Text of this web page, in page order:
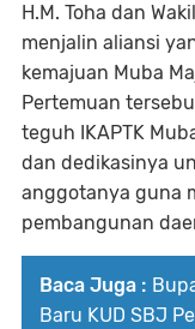
H.M. Toha dan
menjalin aliansi
kemajuan Muba
Pertemuan
teguh IKAPTK
dan dedikasinya
anggotanya guna
pembangunan
Baca Juga :
Baru KUD SBJ